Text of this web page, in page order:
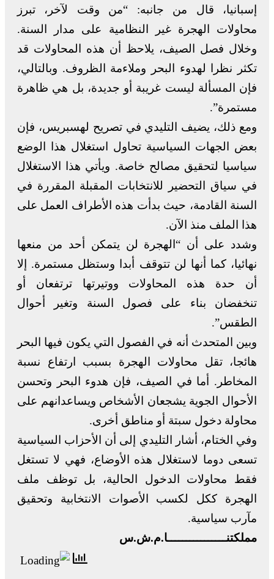
إسبانيا، قال من جانبه: “من وقت لآخر، تبرز
محاولات الهجرة غير النظامية على مدار السنة.
وخلال فصل الصيف، يلاحظ أن هذه المحاولات قد
تكثر نظرا لهدوء البحر وملاءمة الظروف. وبالتالي،
فإن المسألة ليست غريبة أو جديدة، بل هي ظاهرة
مستمرة”.
ومع ذلك، يضيف التليدي في تصريح لهسبريس، فإن
بعض الجهات السياسية تحاول استغلال هذا الوضع
سياسيا لتحقيق مصالح خاصة. ويأتي هذا الاستغلال
في سياق التحضير للانتخابات المقبلة المقررة في
السنة القادمة، حيث بدأت هذه الأطراف العمل على
هذا الملف منذ الآن.
وشدد على أن “الهجرة لن يتمكن أحد من منعها
نهائيا، كما أنها لن تتوقف أبدا وستظل مستمرة. إلا
أن حدة هذه المحاولات ووتيرتها ترتفعان أو
تنخفضان بناء على فصول السنة وتغير أحوال
الطقس”.
وبين المتحدث أنه في الفصول التي يكون فيها البحر
هائجا، تقل محاولات الهجرة بسبب ارتفاع نسبة
المخاطر. أما في الصيف، فإن هدوء البحر وتحسن
الأحوال الجوية يشجعان الأشخاص ويساعدانهم على
محاولة دخول سبتة أو مناطق أخرى.
وفي الختام، أشار التليدي إلى أن الأحزاب السياسية
تسعى دوما لاستغلال هذه الأوضاع، فهي لا تستغل
فقط محاولات الدخول الحالية، بل توظف ملف
الهجرة ككل لكسب الأصوات الانتخابية وتحقيق
مآرب سياسية.
مملكتنــــــــــــــــا.م.ش.س